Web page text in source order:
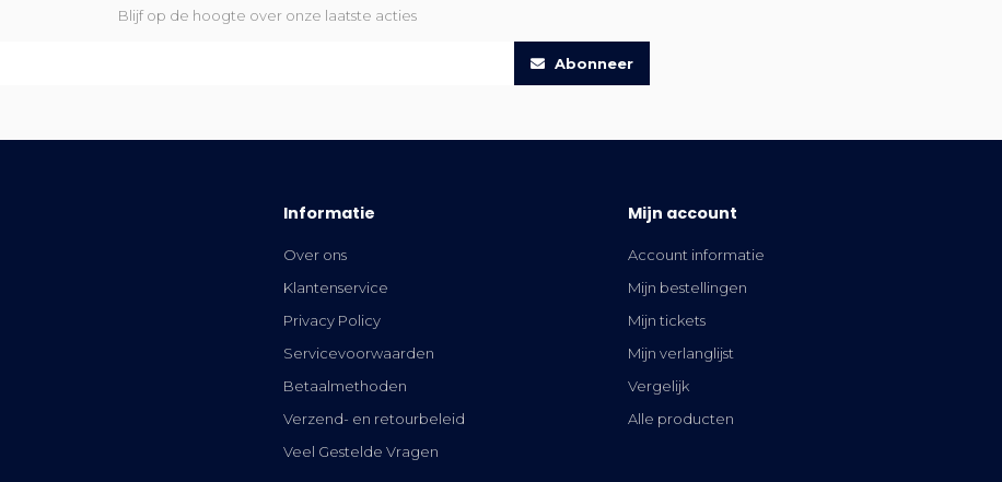
Blijf op de hoogte over onze laatste acties
Abonneer
Informatie
Over ons
Klantenservice
Privacy Policy
Servicevoorwaarden
Betaalmethoden
Verzend- en retourbeleid
Veel Gestelde Vragen
Mijn account
Account informatie
Mijn bestellingen
Mijn tickets
Mijn verlanglijst
Vergelijk
Alle producten